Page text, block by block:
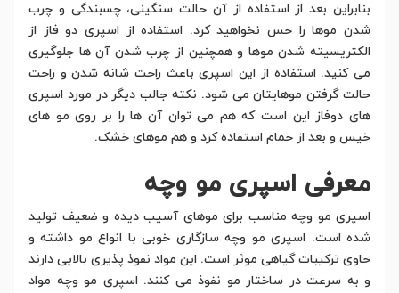
بنابراین بعد از استفاده از آن حالت سنگینی، چسبندگی و چرب
شدن موها را حس نخواهید کرد. استفاده از اسپری دو فاز از
الکتریسیته شدن موها و همچنین از چرب شدن آن ها جلوگیری
می کنید. استفاده از این اسپری باعث راحت شانه شدن و راحت
حالت گرفتن موهایتان می شود. نکته جالب دیگر در مورد اسپری
های دوفاز این است که هم می توان آن ها را بر روی مو های
خیس و بعد از حمام استفاده کرد و هم موهای خشک.
معرفی اسپری مو وچه
اسپری مو وچه مناسب برای موهای آسیب دیده و ضعیف تولید
شده است. اسپری مو وچه سازگاری خوبی با انواع مو داشته و
حاوی ترکیبات گیاهی موثر است. این مواد نفوذ پذیری بالایی دارند
و به سرعت در ساختار مو نفوذ می کنند. اسپری مو وچه مواد